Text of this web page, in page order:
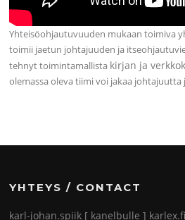
Yhteisöohjautuvuuden mukaan toimiva
toimii jaetun johtajuuden ja
tehnyt toimintamallista kirjan ja
olemassa oleva tiimi voi jakaa
YHTEYS / CONTACT
karl-johan.spiik [ kanelbulle ] karlex.fi